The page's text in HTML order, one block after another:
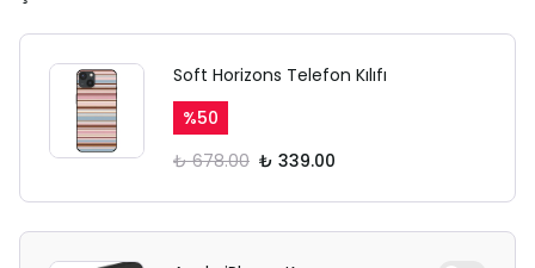
Soft Horizons Telefon Kılıfı
%50
₺ 678.00 ₺ 339.00